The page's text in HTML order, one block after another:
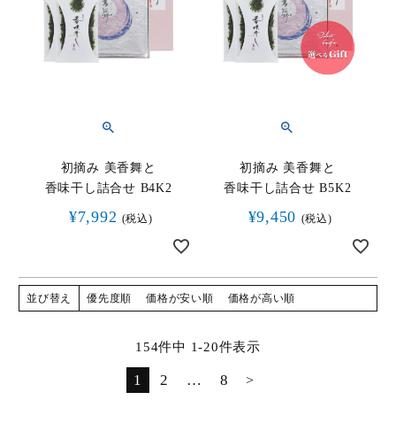
初摘み 美香舞と
香味干し詰合せ B4K2
¥7,992 税込
初摘み 美香舞と
香味干し詰合せ B5K2
¥9,450 税込
並び替え 優先度順 価格が安い順 価格が高い順
154件中 1-20件表示
1 2 … 8